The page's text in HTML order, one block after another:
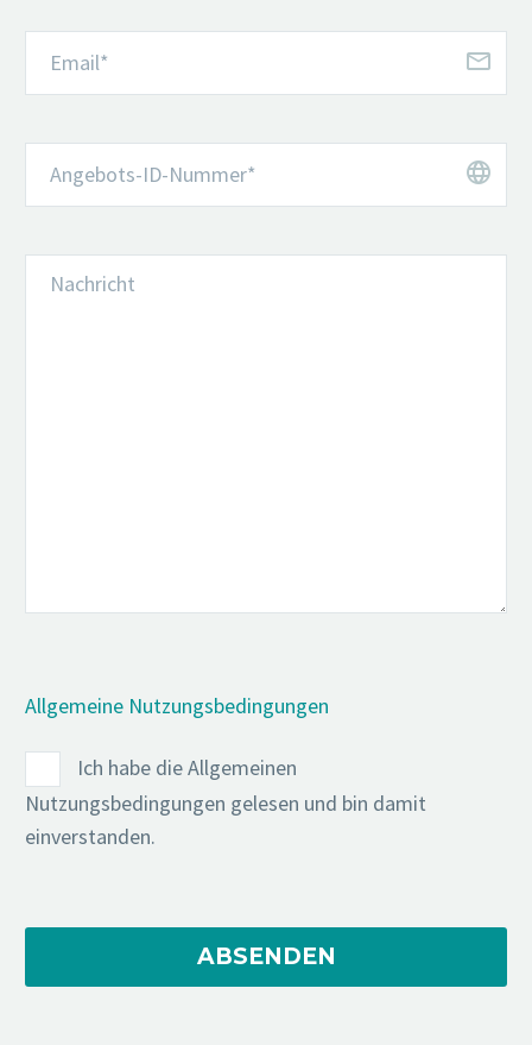
Allgemeine Nutzungsbedingungen
Ich habe die Allgemeinen
Nutzungsbedingungen gelesen und bin damit
einverstanden.